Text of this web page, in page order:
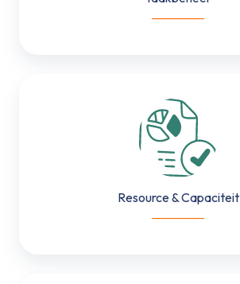
&
Capaciteit
Resource & Capaciteit